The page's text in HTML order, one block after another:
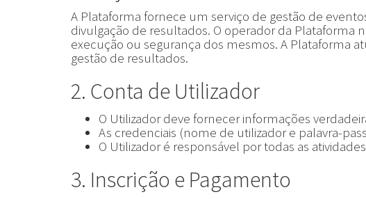
A Plataforma fornece um serviço de gestão de
divulgação de resultados. O operador da Plataforma
execução ou segurança dos mesmos. A Plataforma
gestão de resultados.
2. Conta de Utilizador
O Utilizador deve fornecer informações
As credenciais (nome de utilizador e palavra-
O Utilizador é responsável por todas as
3. Inscrição e Pagamento